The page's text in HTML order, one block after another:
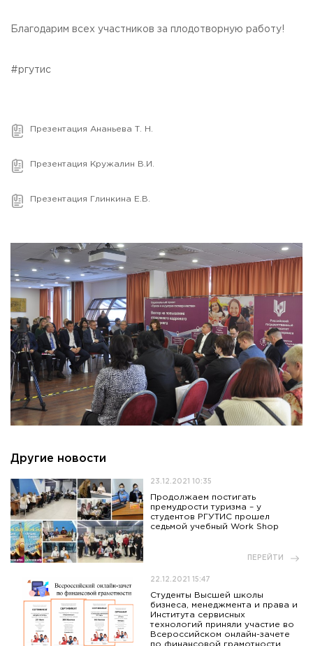
Благодарим всех участников за плодотворную работу!
#ргутис
Презентация Ананьева Т. Н.
Презентация Кружалин В.И.
Презентация Глинкина Е.В.
Другие новости
23.12.2021 10:35
Продолжаем постигать
премудрости туризма – у
студентов РГУТИС прошел
седьмой учебный Work Shop
ПЕРЕЙТИ
22.12.2021 15:47
Студенты Высшей школы
бизнеса, менеджмента и права и
Института сервисных
технологий приняли участие во
Всероссийском онлайн-зачете
по финансовой грамотности